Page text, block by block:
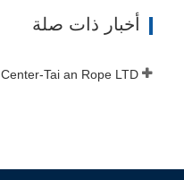
أخبار ذات صلة